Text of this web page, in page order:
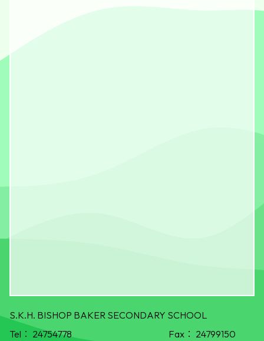
S.K.H. BISHOP BAKER SECONDARY SCHOOL
Tel： 24754778 Fax： 24799150